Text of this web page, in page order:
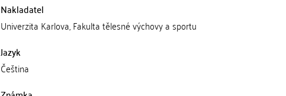
Nakladatel
Univerzita Karlova, Fakulta tělesné výchovy a sportu
Jazyk
Čeština